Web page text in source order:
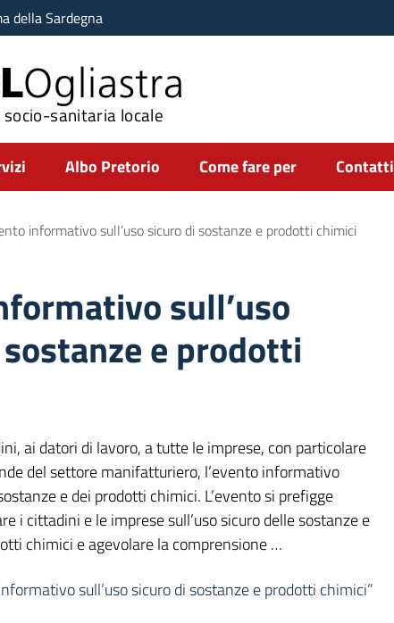
della Sardegna
Ogliastra
socio-sanitaria locale
Albo Pretorio Come fare per Contatti
informativo sull’uso sicuro di sostanze e prodotti chimici
sull’uso
e prodotti
ai datori di lavoro, a tutte le imprese, con particolare
del settore manifatturiero, l’evento informativo
e dei prodotti chimici. L’evento si prefigge
i cittadini e le imprese sull’uso sicuro delle sostanze e
chimici e agevolare la comprensione …
sull’uso sicuro di sostanze e prodotti chimici”